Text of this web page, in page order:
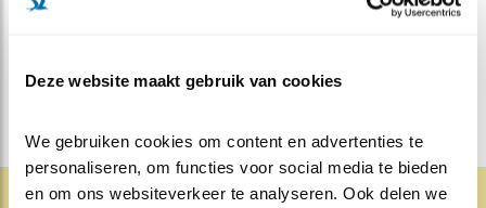
Deze website maakt gebruik van cookies
We gebruiken cookies om content en advertenties te
personaliseren, om functies voor social media te bieden
en om ons websiteverkeer te analyseren. Ook delen we
DEEL DIT BERICHT